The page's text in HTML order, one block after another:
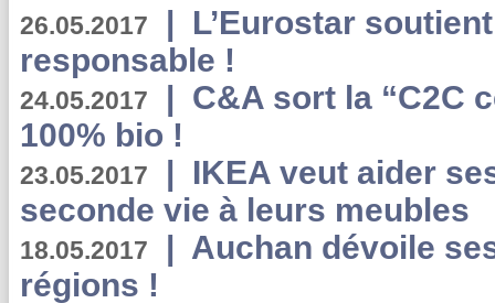
26.05.2017 | L’Eurostar
responsable !
24.05.2017 | C&A sort la “C2C
100% bio !
23.05.2017 | IKEA veut aider
seconde vie à leurs meubles
18.05.2017 | Auchan dévoile
régions !